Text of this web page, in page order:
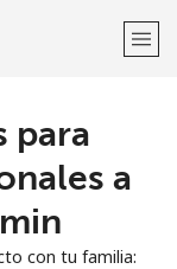
para
a
con tu familia: